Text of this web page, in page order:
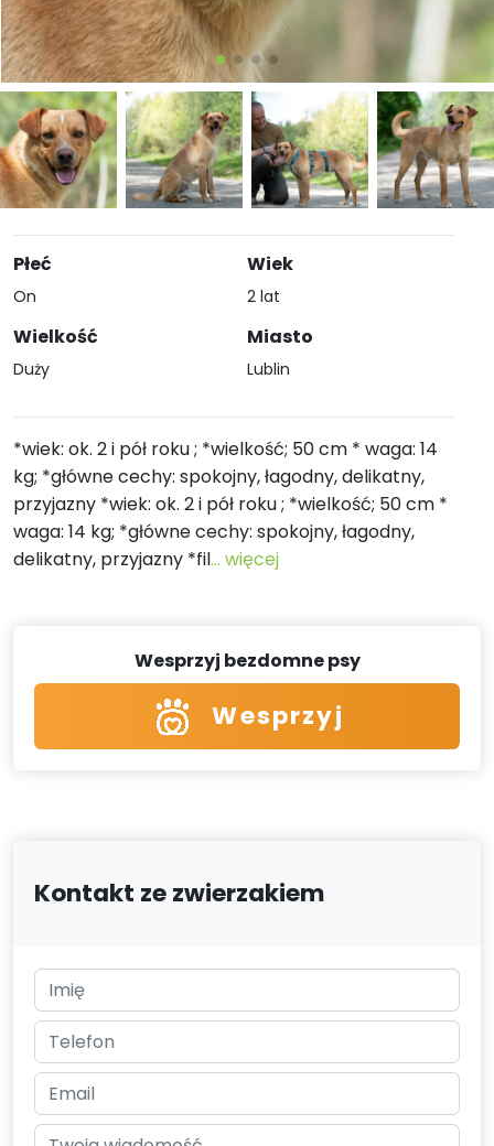
Płeć
On
Wielkość
Duży
Wiek
2 lat
Miasto
Lublin
*wiek: ok. 2 i pół roku ; *wielkość; 50 cm * waga: 14
kg; *główne cechy: spokojny, łagodny, delikatny,
przyjazny *wiek: ok. 2 i pół roku ; *wielkość; 50 cm *
waga: 14 kg; *główne cechy: spokojny, łagodny,
delikatny, przyjazny *fil... więcej
Wesprzyj bezdomne psy
Wesprzyj
Kontakt ze zwierzakiem